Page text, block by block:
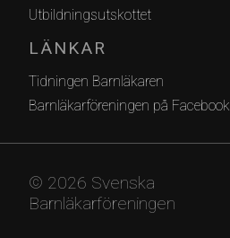
Utbildningsutskottet
LÄNKAR
Tidningen Barnläkaren
Barnläkarföreningen på Facebook
© 2026 Svenska
Barnläkarföreningen